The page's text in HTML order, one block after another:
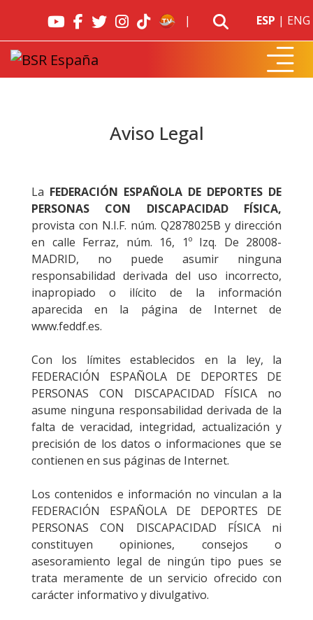
| ESP | ENG
Aviso Legal
La FEDERACIÓN ESPAÑOLA DE DEPORTES DE
PERSONAS CON DISCAPACIDAD FÍSICA,
provista con N.I.F. núm. Q2878025B y dirección
en calle Ferraz, núm. 16, 1º Izq. De 28008-
MADRID, no puede asumir ninguna
responsabilidad derivada del uso incorrecto,
inapropiado o ilícito de la información
aparecida en la página de Internet de
www.feddf.es.
Con los límites establecidos en la ley, la
FEDERACIÓN ESPAÑOLA DE DEPORTES DE
PERSONAS CON DISCAPACIDAD FÍSICA no
asume ninguna responsabilidad derivada de la
falta de veracidad, integridad, actualización y
precisión de los datos o informaciones que se
contienen en sus páginas de Internet.
Los contenidos e información no vinculan a la
FEDERACIÓN ESPAÑOLA DE DEPORTES DE
PERSONAS CON DISCAPACIDAD FÍSICA ni
constituyen opiniones, consejos o
asesoramiento legal de ningún tipo pues se
trata meramente de un servicio ofrecido con
carácter informativo y divulgativo.